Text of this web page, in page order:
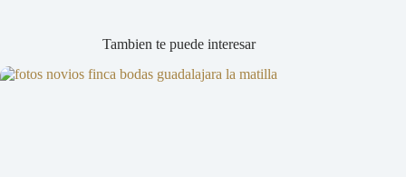
Tambien te puede interesar